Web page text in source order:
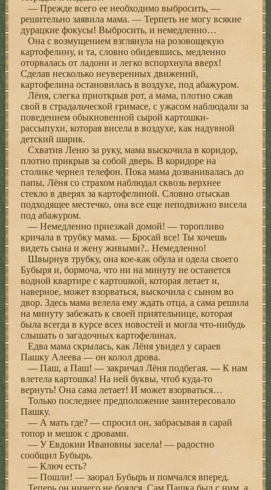
— Прежде всего ее необходимо выбросить, —
решительно заявила мама. — Терпеть не могу всякие
дурацкие фокусы! Выбросить, и немедленно…
Она с возмущением взглянула на розовощекую
картофелину, и та, словно обидевшись, медленно
оторвалась от ладони и легко вспорхнула вверх!
Сделав несколько неуверенных движений,
картофелина остановилась в воздухе, под абажуром.
Лёня, слегка приоткрыв рот, а мама, плотно сжав
свой в страдальческой гримасе, с ужасом наблюдали за
поведением обыкновенной сырой картошки-
рассыпухи, которая висела в воздухе, как надувной
детский шарик.
Схватив Леню за руку, мама выскочила в коридор,
плотно прикрыв за собой дверь. В коридоре на
столике чернел телефон. Пока мама дозванивалась до
папы, Лёня со страхом наблюдал сквозь верхнее
стекло в дверях за картофелиной. Словно отыскав
подходящее местечко, она все еще неподвижно висела
под абажуром.
— Немедленно приезжай домой! — торопливо
кричала в трубку мама. — Бросай все! Ты хочешь
видеть сына и жену живыми?.. Немедленно!
Швырнув трубку, она кое-как обула и одела своего
Бубыря и, бормоча, что ни на минуту не останется
водной квартире с картошкой, которая летает и,
наверное, может взорваться, выскочила с сыном во
двор. Здесь мама велела ему ждать отца, а сама решила
на минуту забежать к своей приятельнице, которая
была всегда в курсе всех новостей и могла что-нибудь
слышать о загадочных картофелинах.
Едва мама скрылась, как Лёня увидел у сараев
Пашку Алеева — он колол дрова.
— Паш, а Паш! — закричал Лёня подбегая. — К нам
влетела картошка! На ней буквы, чтоб куда-то
вернуть! Она сама летает! И может взорваться…
Только последнее предположение заинтересовало
Пашку.
— А мать где? — спросил он, забрасывая в сарай
топор и мешок с дровами.
— У Евдокии Ивановны засела! — радостно
сообщил Бубырь.
— Ключ есть?
— Пошли! — заорал Бубырь и помчался вперед.
Теперь он ничего не боялся. Сам Пашка был с ним, а